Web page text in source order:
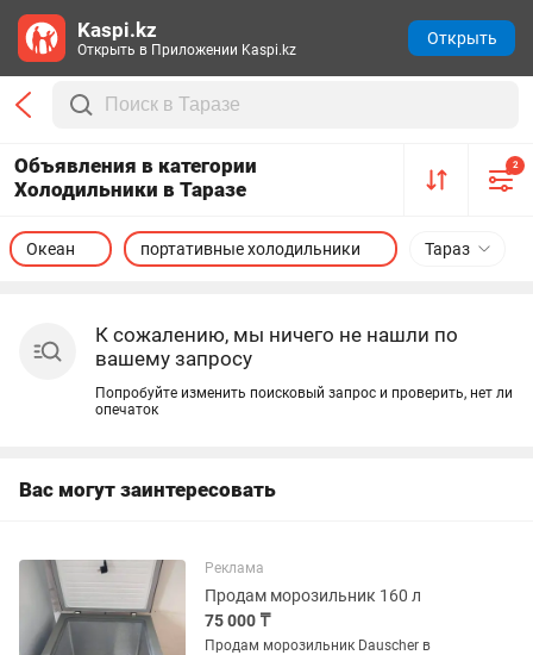
Объявления в категории
Холодильники в Таразе
2
Тараз
Океан портативные холодильники
К сожалению, мы ничего не нашли по
вашему запросу
Попробуйте изменить поисковый запрос и проверить, нет ли
опечаток
Вас могут заинтересовать
Реклама
Продам морозильник 160 л
75 000 ₸
Продам морозильник Dauscher в
Kaspi.kz
Открыть в Приложении Kaspi.kz
Открыть